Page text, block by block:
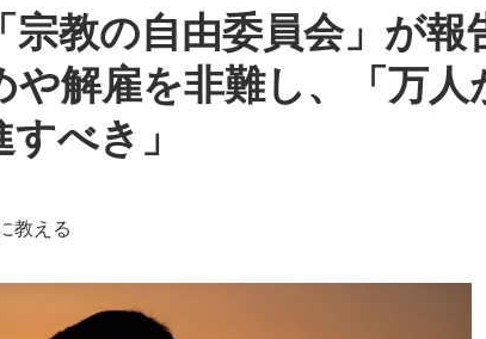
宗教の自由委員会」が
解雇を非難し、「万
べき」
教える